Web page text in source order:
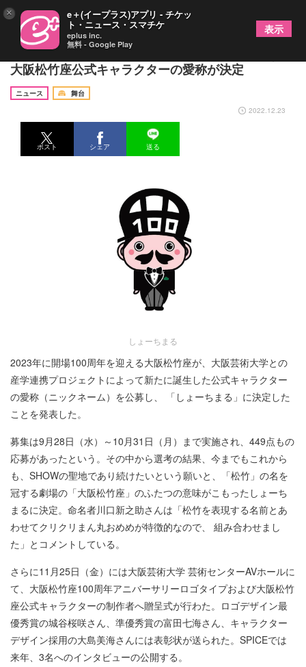
「皆様はじめまして！ しょーちまると申します」
大阪松竹座公式キャラクターの愛称が決定
ニュース
舞台
2022.12.23
ポスト シェア 送る
しょーちまる
2023年に開場100周年を迎える大阪松竹座が、大阪芸術大学との
産学連携プロジェクトによって新たに誕生した公式キャラクター
の愛称（ニックネーム）を公募し、 「しょーちまる」に決定した
ことを発表した。
募集は9月28日（水）～10月31日（月）まで実施され、449点もの
応募があったという。その中から選考の結果、今までもこれから
も、SHOWの聖地であり続けたいという願いと、「松竹」の名を
冠する劇場の「大阪松竹座」のふたつの意味がこもったしょーち
まるに決定。命名者川口新之助さんは「松竹を表現する名前とあ
わせてクリクリまん丸おめめが特徴的なので、 組み合わせまし
た」とコメントしている。
さらに11月25日（金）には大阪芸術大学 芸術センターAVホールに
て、大阪松竹座100周年アニバーサリーロゴタイプおよび大阪松竹
座公式キャラクターの制作者へ贈呈式が行わた。ロゴデザイン最
優秀賞の城谷桜咲さん、準優秀賞の富田七海さん、キャラクター
デザイン採用の大島美海さんには表彰状が送られた。SPICEでは
来年、3名へのインタビューの公開する。
× e＋(イープラス)アプリ - チケッ
ト・ニュース・スマチケ
eplus inc.
無料 - Google Play
表示